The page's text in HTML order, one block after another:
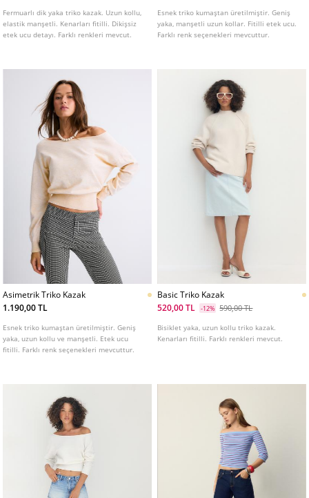
Fermuarlı dik yaka triko kazak. Uzun kollu,
elastik manşetli. Kenarları fitilli. Dikişsiz
etek ucu detayı. Farklı renkleri mevcut.
Esnek triko kumaştan üretilmiştir. Geniş
yaka, manşetli uzun kollar. Fitilli etek ucu.
Farklı renk seçenekleri mevcuttur.
Asimetrik Triko Kazak
1.190,00 TL
Esnek triko kumaştan üretilmiştir. Geniş
yaka, uzun kollu ve manşetli. Etek ucu
fitilli. Farklı renk seçenekleri mevcuttur.
Basic Triko Kazak
520,00 TL
-12% 590,00 TL
Bisiklet yaka, uzun kollu triko kazak.
Kenarları fitilli. Farklı renkleri mevcut.